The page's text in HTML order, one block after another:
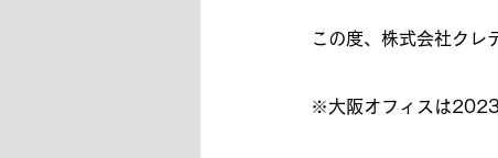
この度、株式会社クレ
※大阪オフィスは